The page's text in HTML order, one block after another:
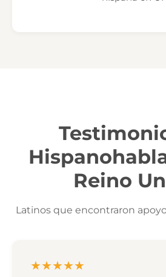
Reino
Latinos que encontraron
★★★★★